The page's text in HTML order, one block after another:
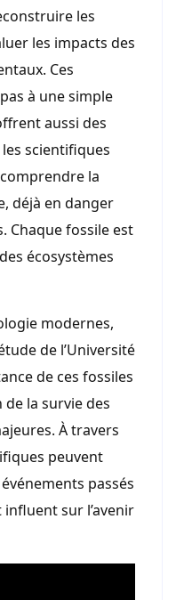
les
les impacts des
Ces
à une simple
aussi des
scientifiques
la
déjà en danger
Chaque fossile est
écosystèmes
modernes,
de l’Université
de ces fossiles
la survie des
À travers
peuvent
passés
sur l’avenir